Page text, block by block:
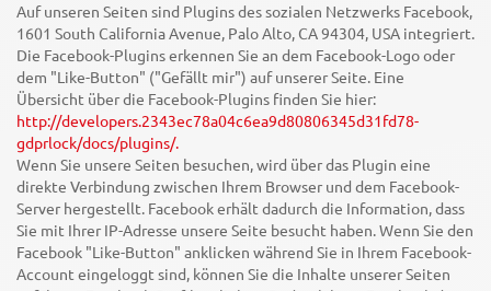
Auf unseren Seiten sind Plugins des sozialen Netzwerks Facebook,
1601 South California Avenue, Palo Alto, CA 94304, USA integriert.
Die Facebook-Plugins erkennen Sie an dem Facebook-Logo oder
dem "Like-Button" ("Gefällt mir") auf unserer Seite. Eine
Übersicht über die Facebook-Plugins finden Sie hier:
http://developers.2343ec78a04c6ea9d80806345d31fd78-
gdprlock/docs/plugins/.
Wenn Sie unsere Seiten besuchen, wird über das Plugin eine
direkte Verbindung zwischen Ihrem Browser und dem Facebook-
Server hergestellt. Facebook erhält dadurch die Information, dass
Sie mit Ihrer IP-Adresse unsere Seite besucht haben. Wenn Sie den
Facebook "Like-Button" anklicken während Sie in Ihrem Facebook-
Account eingeloggt sind, können Sie die Inhalte unserer Seiten